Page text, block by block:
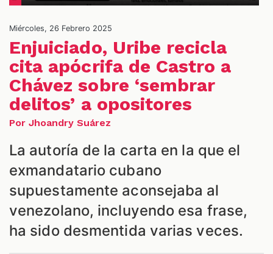
Miércoles, 26 Febrero 2025
Enjuiciado, Uribe recicla
cita apócrifa de Castro a
Chávez sobre ‘sembrar
delitos’ a opositores
Por Jhoandry Suárez
La autoría de la carta en la que el
exmandatario cubano
supuestamente aconsejaba al
venezolano, incluyendo esa frase,
ha sido desmentida varias veces.